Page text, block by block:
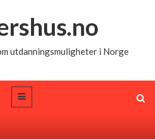
utdanningsmuligheter i Norge